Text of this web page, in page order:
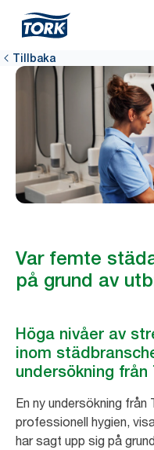
Tillbaka
Var femte
på grund av
Höga nivåer av
inom
undersökning från
En ny undersökning från
professionell hygien,
har sagt upp sig på